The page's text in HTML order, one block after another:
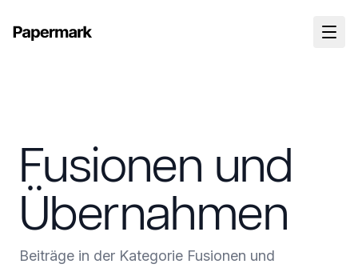
Fusionen und
Übernahmen
Beiträge in der Kategorie Fusionen und